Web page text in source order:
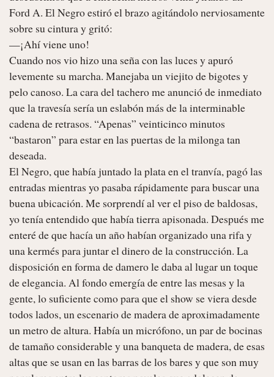
Ford A. El Negro estiró el brazo agitándolo nerviosamente
sobre su cintura y gritó:
—¡Ahí viene uno!
Cuando nos vio hizo una seña con las luces y apuró
levemente su marcha. Manejaba un viejito de bigotes y
pelo canoso. La cara del tachero me anunció de inmediato
que la travesía sería un eslabón más de la interminable
cadena de retrasos. “Apenas” veinticinco minutos
“bastaron” para estar en las puertas de la milonga tan
deseada.
El Negro, que había juntado la plata en el tranvía, pagó las
entradas mientras yo pasaba rápidamente para buscar una
buena ubicación. Me sorprendí al ver el piso de baldosas,
yo tenía entendido que había tierra apisonada. Después me
enteré de que hacía un año habían organizado una rifa y
una kermés para juntar el dinero de la construcción. La
disposición en forma de damero le daba al lugar un toque
de elegancia. Al fondo emergía de entre las mesas y la
gente, lo suficiente como para que el show se viera desde
todos lados, un escenario de madera de aproximadamente
un metro de altura. Había un micrófono, un par de bocinas
de tamaño considerable y una banqueta de madera, de esas
altas que se usan en las barras de los bares y que son muy